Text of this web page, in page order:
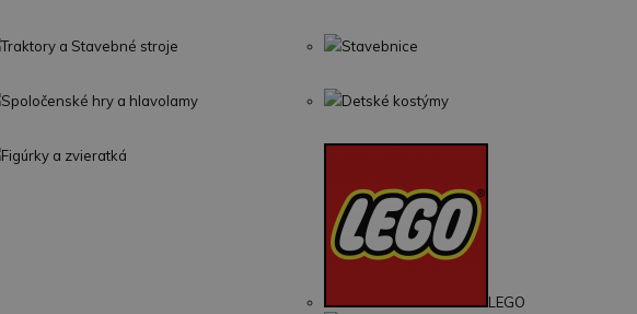
Traktory a Stavebné stroje Stavebnice
Spoločenské hry a hlavolamy Detské kostýmy
Figúrky a zvieratká
LEGO